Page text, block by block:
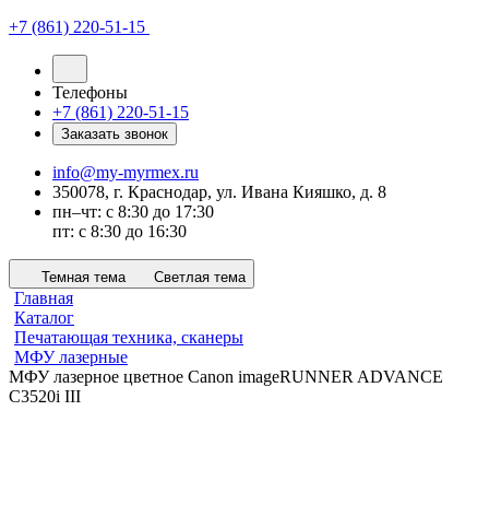
+7 (861) 220-51-15
Телефоны
+7 (861) 220-51-15
Заказать звонок
info@my-myrmex.ru
350078, г. Краснодар, ул. Ивана Кияшко, д. 8
пн–чт: с 8:30 до 17:30
пт: с 8:30 до 16:30
Темная тема Светлая тема
Главная
Каталог
Печатающая техника, сканеры
МФУ лазерные
МФУ лазерное цветное Canon imageRUNNER ADVANCE
C3520i III